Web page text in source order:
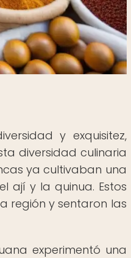
y exquisitez,
diversidad culinaria
ya cultivaban una
ají y la quinua. Estos
región y sentaron las
experimentó una